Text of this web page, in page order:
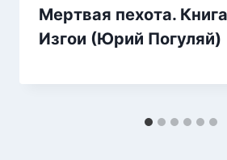
Мертвая пехота.
Изгои (Юрий Погуляй)